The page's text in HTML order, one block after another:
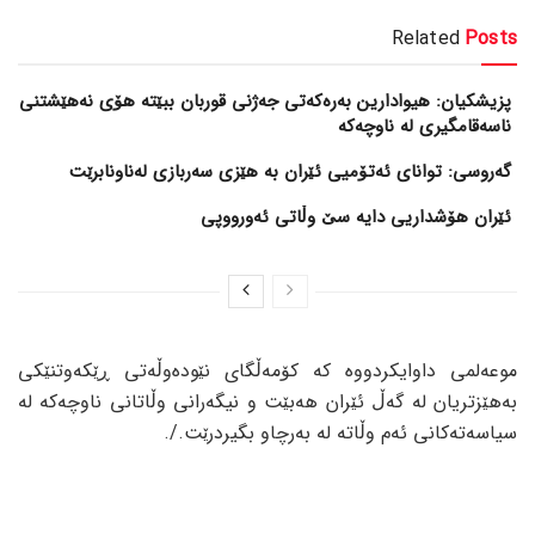
Related Posts
پزیشکیان: هیوادارین بەرەکەتی جەژنی قوربان ببێتە هۆی نەهێشتنی
ناسەقامگیری لە ناوچەکە
گەروسی: توانای ئەتۆمیی ئێران بە هێزی سەربازی لەناونابرێت
ئێران هۆشداریی دایە سێ وڵاتی ئەورووپی
موعەلمی داوایکردووە کە کۆمەڵگای نێودەوڵەتی ڕێکەوتنێکی
بەهێزتریان لە گەڵ ئێران هەبێت و نیگەرانی وڵاتانی ناوچەکە لە
سیاسەتەکانی ئەم وڵاتە لە بەرچاو بگیردرێت./.